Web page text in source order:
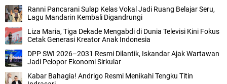
Ranni Pancarani Sulap Kelas Vokal Jadi Ruang Belajar Seru,
Lagu Mandarin Kembali Digandrungi
Liza Maria, Tiga Dekade Mengabdi di Dunia Televisi Kini Fokus
Cetak Generasi Kreator Anak Indonesia
DPP SWI 2026–2031 Resmi Dilantik, Iskandar Ajak Wartawan
Jadi Pelopor Ekonomi Sirkular
Kabar Bahagia! Andrigo Resmi Menikahi Tengku Titin